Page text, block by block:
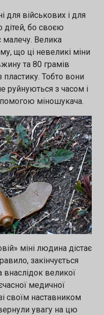
для військових і для
дітей, бо своєю
Велика
що ці невеликі міни
та 80 грамів
Тобто вони
руйнуються з часом і
міношукача.
міні людина дістає
закінчується
великої
медичної
своїм наставником
увагу на цю